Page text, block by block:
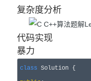
复杂度分析
代码实现
暴力
class